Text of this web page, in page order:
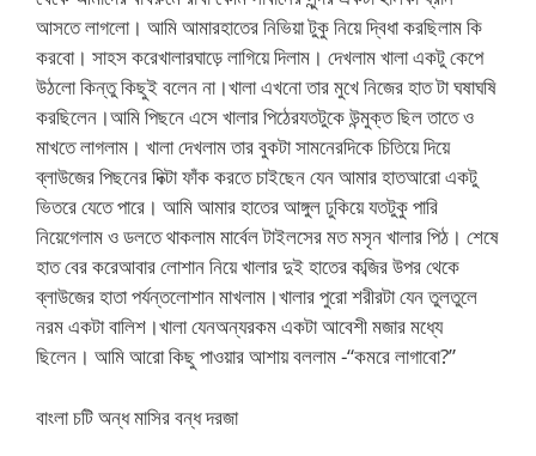
আসতে লাগলো। আমি আমারহাতের নিভিয়া টুকু নিয়ে দ্বিধা করছিলাম কি
করবো। সাহস করেখালারঘাড়ে লাগিয়ে দিলাম। দেখলাম খালা একটু কেপে
উঠলো কিন্তু কিছুই বলেন না।খালা এখনো তার মুখে নিজের হাত টা ঘষাঘষি
করছিলেন।আমি পিছনে এসে খালার পিঠেরযতটুকে উন্মুক্ত ছিল তাতে ও
মাখতে লাগলাম। খালা দেখলাম তার বুকটা সামনেরদিকে চিতিয়ে দিয়ে
ব্লাউজের পিছনের দিক্টা ফাঁক করতে চাইছেন যেন আমার হাতআরো একটু
ভিতরে যেতে পারে। আমি আমার হাতের আঙ্গুল ঢুকিয়ে যতটুকু পারি
নিয়েগেলাম ও ডলতে থাকলাম মার্বেল টাইলসের মত মসৃন খালার পিঠ। শেষে
হাত বের করেআবার লোশান নিয়ে খালার দুই হাতের কব্জির উপর থেকে
ব্লাউজের হাতা পর্যন্তলোশান মাখলাম।খালার পুরো শরীরটা যেন তুলতুলে
নরম একটা বালিশ।খালা যেনঅন্যরকম একটা আবেশী মজার মধ্যে
ছিলেন। আমি আরো কিছু পাওয়ার আশায় বললাম -“কমরে লাগাবো?”
বাংলা চটি অন্ধ মাসির বন্ধ দরজা